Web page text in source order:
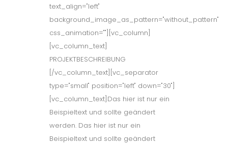
text_align="left"
background_image_as_pattern="without_pattern"
css_animation=""][vc_column]
[vc_column_text]
PROJEKTBESCHREIBUNG
[/vc_column_text][vc_separator
type="small" position="left" down="30"]
[vc_column_text]Das hier ist nur ein
Beispieltext und sollte geändert
werden. Das hier ist nur ein
Beispieltext und sollte geändert